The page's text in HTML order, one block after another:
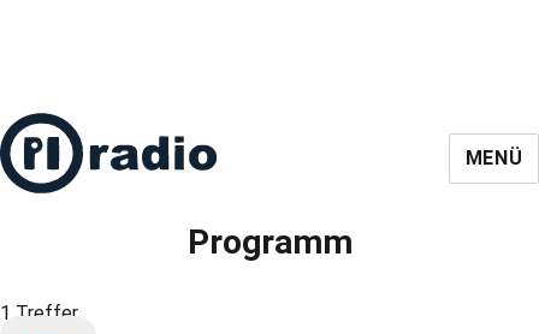
MENÜ
Programm
1 Treffer